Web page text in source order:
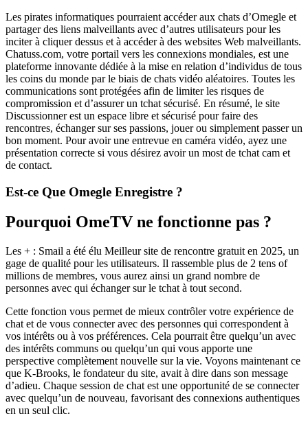
Les pirates informatiques pourraient accéder aux chats d’Omegle et
partager des liens malveillants avec d’autres utilisateurs pour les
inciter à cliquer dessus et à accéder à des websites Web malveillants.
Chatuss.com, votre portail vers les connexions mondiales, est une
plateforme innovante dédiée à la mise en relation d’individus de tous
les coins du monde par le biais de chats vidéo aléatoires. Toutes les
communications sont protégées afin de limiter les risques de
compromission et d’assurer un tchat sécurisé. En résumé, le site
Discussionner est un espace libre et sécurisé pour faire des
rencontres, échanger sur ses passions, jouer ou simplement passer un
bon moment. Pour avoir une entrevue en caméra vidéo, ayez une
présentation correcte si vous désirez avoir un most de tchat cam et
de contact.
Est-ce Que Omegle Enregistre ?
Pourquoi OmeTV ne fonctionne pas ?
Les + : Smail a été élu Meilleur site de rencontre gratuit en 2025, un
gage de qualité pour les utilisateurs. Il rassemble plus de 2 tens of
millions de membres, vous aurez ainsi un grand nombre de
personnes avec qui échanger sur le tchat à tout second.
Cette fonction vous permet de mieux contrôler votre expérience de
chat et de vous connecter avec des personnes qui correspondent à
vos intérêts ou à vos préférences. Cela pourrait être quelqu’un avec
des intérêts communs ou quelqu’un qui vous apporte une
perspective complètement nouvelle sur la vie. Voyons maintenant ce
que K-Brooks, le fondateur du site, avait à dire dans son message
d’adieu. Chaque session de chat est une opportunité de se connecter
avec quelqu’un de nouveau, favorisant des connexions authentiques
en un seul clic.